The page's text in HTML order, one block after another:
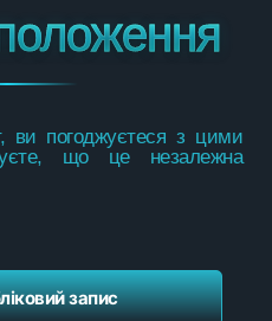
ви погоджуєтеся з цими
що це незалежна
запис